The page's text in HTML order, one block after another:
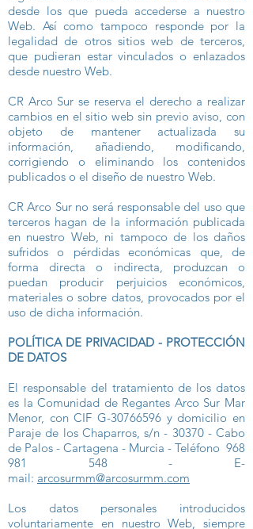
desde los que pueda accederse a nuestro
Web. Así como tampoco responde por la
legalidad de otros sitios web de terceros,
que pudieran estar vinculados o enlazados
desde nuestro Web.
CR Arco Sur se reserva el derecho a realizar
cambios en el sitio web sin previo aviso, con
objeto de mantener actualizada su
información, añadiendo, modificando,
corrigiendo o eliminando los contenidos
publicados o el diseño de nuestro Web.
CR Arco Sur no será responsable del uso que
terceros hagan de la información publicada
en nuestro Web, ni tampoco de los daños
sufridos o pérdidas económicas que, de
forma directa o indirecta, produzcan o
puedan producir perjuicios económicos,
materiales o sobre datos, provocados por el
uso de dicha información.
POLÍTICA DE PRIVACIDAD - PROTECCIÓN
DE DATOS
El responsable del tratamiento de los datos
es la Comunidad de Regantes Arco Sur Mar
Menor, con CIF G-30766596 y domicilio en
Paraje de los Chaparros, s/n - 30370 - Cabo
de Palos - Cartagena - Murcia - Teléfono 968
981 548 - E-
mail: arcosurmm@arcosurmm.com
Los datos personales introducidos
voluntariamente en nuestro Web, siempre